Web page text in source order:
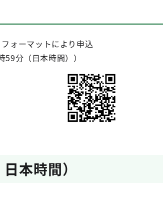
ォーマットにより申込
分（日本時間））
本時間）